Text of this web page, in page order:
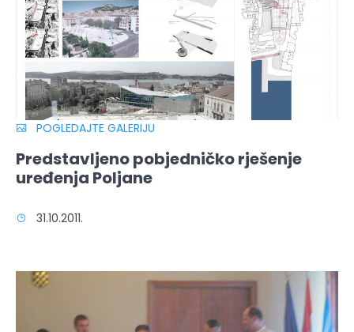
POGLEDAJTE GALERIJU
Predstavljeno pobjedničko rješenje
uređenja Poljane
31.10.2011.